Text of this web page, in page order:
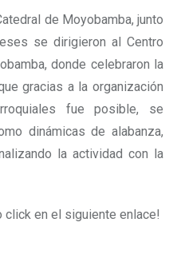
de Moyobamba, junto
se dirigieron al Centro
donde celebraron la
gracias a la organización
fue posible, se
dinámicas de alabanza,
la actividad con la
en el siguiente enlace!